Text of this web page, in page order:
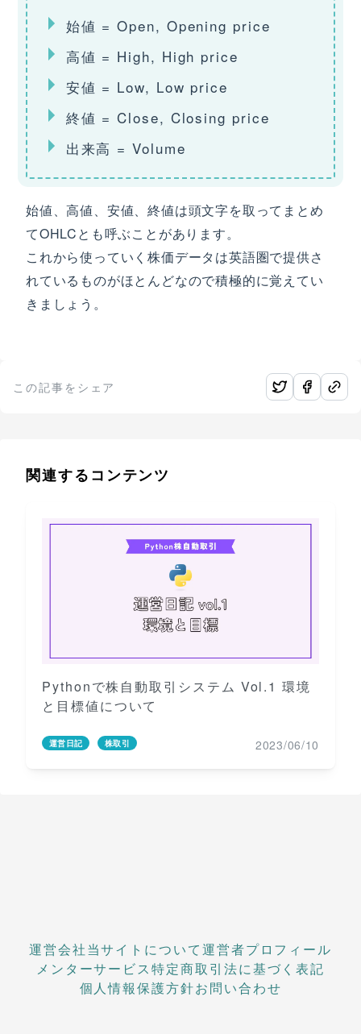
始値 = Open, Opening price
高値 = High, High price
安値 = Low, Low price
終値 = Close, Closing price
出来高 = Volume
始値、高値、安値、終値は頭文字を取ってまとめ
てOHLCとも呼ぶことがあります。
これから使っていく株価データは英語圏で提供さ
れているものがほとんどなので積極的に覚えてい
きましょう。
この記事をシェア
関連するコンテンツ
Pythonで株自動取引システム Vol.1 環境
と目標値について
運営日記 株取引 2023/06/10
運営会社当サイトについて運営者プロフィール
メンターサービス特定商取引法に基づく表記
個人情報保護方針お問い合わせ